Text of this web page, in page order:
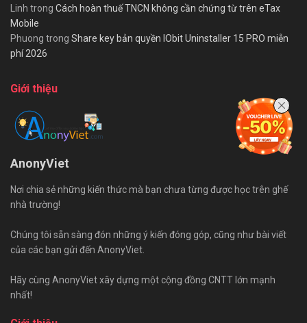
Linh trong Cách hoàn thuế TNCN không cần chứng từ trên eTax
Mobile
Phuong trong Share key bản quyền IObit Uninstaller 15 PRO miễn
phí 2026
Giới thiệu
AnonyViet
Nơi chia sẻ những kiến thức mà bạn chưa từng được học trên ghế
nhà trường!
Chúng tôi sẵn sàng đón những ý kiến đóng góp, cũng như bài viết
của các bạn gửi đến AnonyViet.
Hãy cùng AnonyViet xây dựng một cộng đồng CNTT lớn mạnh
nhất!